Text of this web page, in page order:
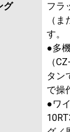
グ
フラ
（
す。
●多
（
タン
で操
●ワ